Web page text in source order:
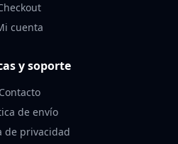
cuenta
y soporte
Contacto
de envío
de privacidad